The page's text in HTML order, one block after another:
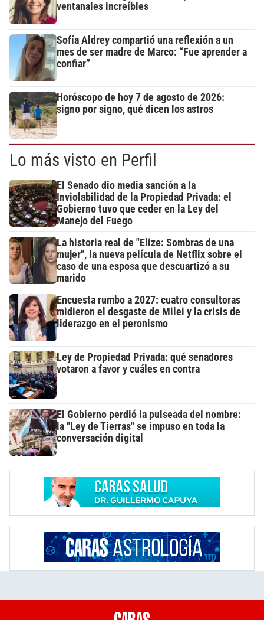
ventanales increíbles
Sofía Aldrey compartió una reflexión a un
mes de ser madre de Marco: “Fue aprender a
confiar”
Horóscopo de hoy 7 de agosto de 2026:
signo por signo, qué dicen los astros
Lo más visto en Perfil
El Senado dio media sanción a la
Inviolabilidad de la Propiedad Privada: el
Gobierno tuvo que ceder en la Ley del
Manejo del Fuego
La historia real de "Elize: Sombras de una
mujer", la nueva película de Netflix sobre el
caso de una esposa que descuartizó a su
marido
Encuesta rumbo a 2027: cuatro consultoras
midieron el desgaste de Milei y la crisis de
liderazgo en el peronismo
Ley de Propiedad Privada: qué senadores
votaron a favor y cuáles en contra
El Gobierno perdió la pulseada del nombre:
la "Ley de Tierras" se impuso en toda la
conversación digital